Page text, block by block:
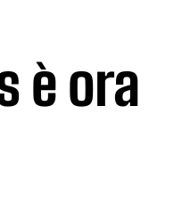
è ora